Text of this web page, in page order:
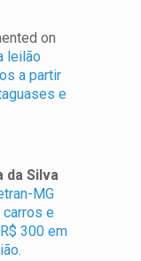
on
leilão
a partir
e
da Silva
MG
e
300 em